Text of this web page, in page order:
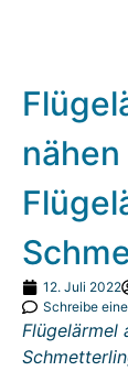
12. Juli 2022
Schreibe
Flügelärmel